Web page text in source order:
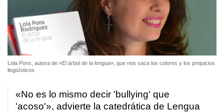
Lola Pons, autora de «El árbol de la lengua», que nos saca los colores y los prejuicios
lingüísticos
«No es lo mismo decir 'bullying' que
'acoso'», advierte la catedrática de Lengua